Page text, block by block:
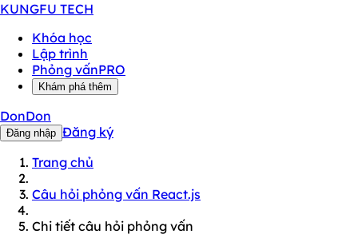
KUNGFU TECH
Khóa học
Lập trình
Phỏng vấnPRO
Khám phá thêm
DonDon
Đăng nhập Đăng ký
Trang chủ
Câu hỏi phỏng vấn React.js
Chi tiết câu hỏi phỏng vấn